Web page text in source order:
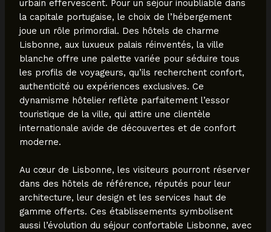
urbain effervescent. Pour un séjour inoubliable dans
la capitale portugaise, le choix de l’hébergement
joue un rôle primordial. Des hôtels de charme
Lisbonne, aux luxueux palais réinventés, la ville
blanche offre une palette variée pour séduire tous
les profils de voyageurs, qu’ils recherchent confort,
authenticité ou expériences exclusives. Ce
dynamisme hôtelier reflète parfaitement l’essor
touristique de la ville, qui attire une clientèle
internationale avide de découvertes et de confort
moderne.
Au cœur de Lisbonne, les visiteurs pourront réserver
dans des hôtels de référence, réputés pour leur
architecture, leur design et les services haut de
gamme offerts. Ces établissements symbolisent
aussi l’évolution du séjour confortable Lisbonne, avec